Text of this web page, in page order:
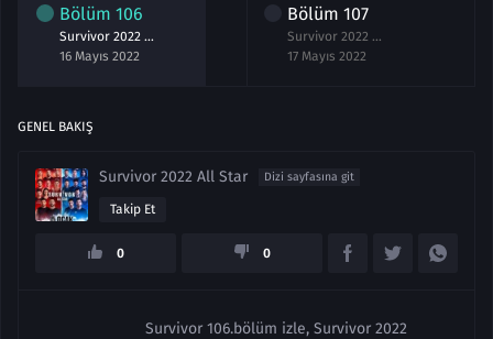
Bölüm 106
Survivor 2022 All Star 106.Bölüm izle 16 Mayıs
16 Mayıs 2022
Bölüm 107
Survivor 2022 All Star 107.Bölüm izle 17 Mayıs
17 Mayıs 2022
GENEL BAKIŞ
Survivor 2022 All Star Dizi sayfasına git
Takip Et
0 0
Survivor 106.bölüm izle, Survivor 2022